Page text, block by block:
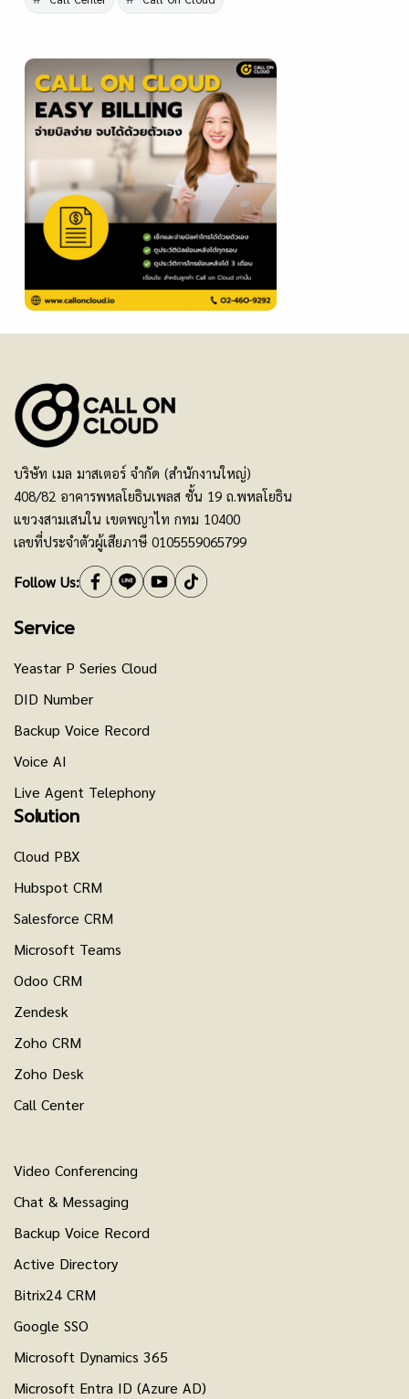
บริษัท เมล มาสเตอร์ จำกัด (สำนักงานใหญ่)
408/82 อาคารพหลโยธินเพลส ชั้น 19 ถ.พหลโยธิน
แขวงสามเสนใน เขตพญาไท กทม 10400
เลขที่ประจำตัวผู้เสียภาษี 0105559065799
Follow Us:
Service
Yeastar P Series Cloud
DID Number
Backup Voice Record
Voice AI
Live Agent Telephony
Solution
Cloud PBX
Hubspot CRM
Salesforce CRM
Microsoft Teams
Odoo CRM
Zendesk
Zoho CRM
Zoho Desk
Call Center
Video Conferencing
Chat & Messaging
Backup Voice Record
Active Directory
Bitrix24 CRM
Google SSO
Microsoft Dynamics 365
Microsoft Entra ID (Azure AD)